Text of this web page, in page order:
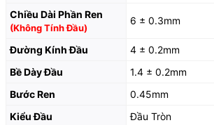
Chiều Dài Phần Ren
(Không Tính Đầu)
6 ± 0.3mm
Đường Kính Đầu
4 ± 0.2mm
Bề Dày Đầu
1.4 ± 0.2mm
Bước Ren
0.45mm
Kiểu Đầu
Đầu Tròn